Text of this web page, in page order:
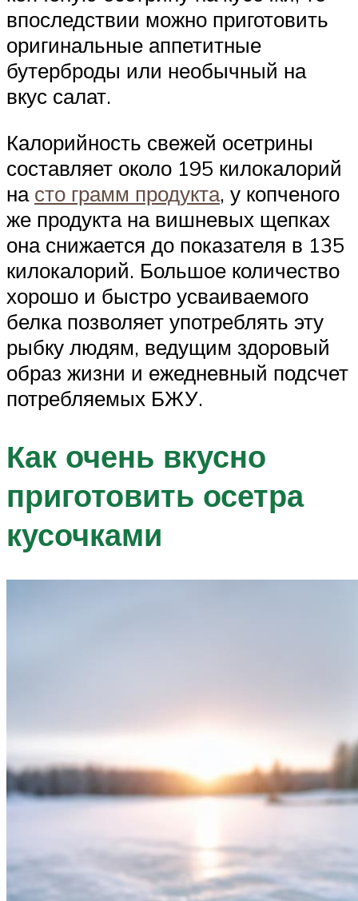
впоследствии можно приготовить
оригинальные аппетитные
бутерброды или необычный на
вкус салат.
Калорийность свежей осетрины
составляет около 195 килокалорий
на сто грамм продукта, у копченого
же продукта на вишневых щепках
она снижается до показателя в 135
килокалорий. Большое количество
хорошо и быстро усваиваемого
белка позволяет употреблять эту
рыбку людям, ведущим здоровый
образ жизни и ежедневный подсчет
потребляемых БЖУ.
Как очень вкусно
приготовить осетра
кусочками